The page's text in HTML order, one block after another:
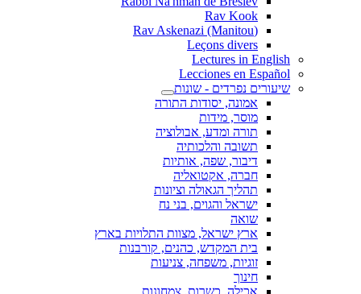
Rav Kook
(Rav Askenazi (Manitou
Leçons divers
Lectures in English
Lecciones en Español
שיעורים נפרדים - שונות
אמונה, יסודות התורה
מוסר, מידות
תורה ומדע, אבולוציה
תשובה והלכותיה
דיבור, שפה, אותיות
חברה, אקטואליה
תהליך הגאולה וציונות
ישראל והגוים, בני נח
שואה
ארץ ישראל, מצוות התלויות בארץ
בית המקדש, כהנים, קורבנות
זוגיות, משפחה, צניעות
חינוך
אכילה, כשרות, צמחונות